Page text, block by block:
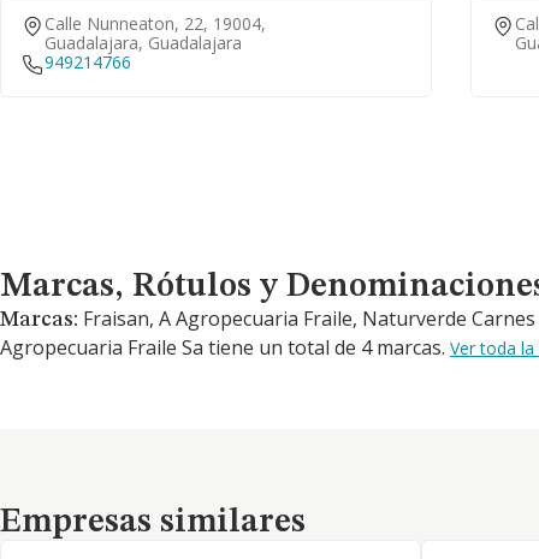
Calle Nunneaton, 22, 19004,
Guadalajara, Guadalajara
949214766
Marcas, Rótulos y Denominaciones Comerciales
Marcas, Rótulos y
Marcas: Fraisan, A Agropecuaria Fraile, Naturverde
Agropecuaria Fraile Sa tiene un total de 4 marcas. Ver toda
Empresas similares
Empresas similares